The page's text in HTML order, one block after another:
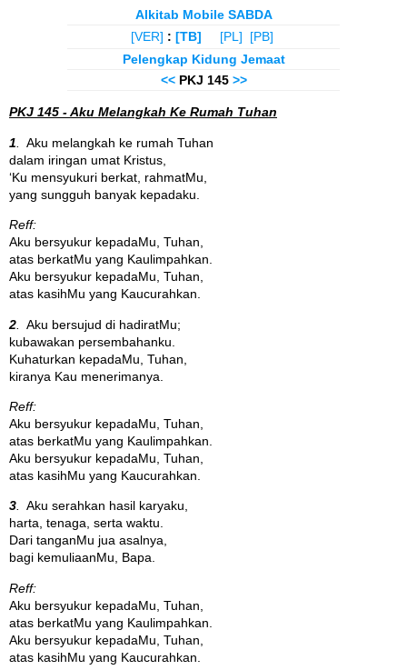
Alkitab Mobile SABDA
[VER] : [TB] [PL]
[PB]
Pelengkap Kidung Jemaat
<<PKJ 145 >>
PKJ 145 - Aku Melangkah Ke Rumah Tuhan
1
Aku melangkah ke rumah Tuhan
dalam iringan umat Kristus,
‘Ku mensyukuri berkat, rahmatMu,
yang sungguh banyak kepadaku.
Reff:
Aku bersyukur kepadaMu, Tuhan,
atas berkatMu yang Kaulimpahkan.
Aku bersyukur kepadaMu, Tuhan,
atas kasihMu yang Kaucurahkan.
2
Aku bersujud di hadiratMu;
kubawakan persembahanku.
Kuhaturkan kepadaMu, Tuhan,
kiranya Kau menerimanya.
Reff:
Aku bersyukur kepadaMu, Tuhan,
atas berkatMu yang Kaulimpahkan.
Aku bersyukur kepadaMu, Tuhan,
atas kasihMu yang Kaucurahkan.
3. Aku serahkan hasil karyaku,
harta, tenaga, serta waktu.
Dari tanganMu jua asalnya,
bagi kemuliaanMu, Bapa.
Reff:
Aku bersyukur kepadaMu, Tuhan,
atas berkatMu yang Kaulimpahkan.
Aku bersyukur kepadaMu, Tuhan,
atas kasihMu yang Kaucurahkan.